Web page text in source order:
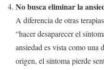
No busca eliminar la
A diferencia de otras
“hacer desaparecer el
ansiedad es vista como una
origen, el síntoma pierde